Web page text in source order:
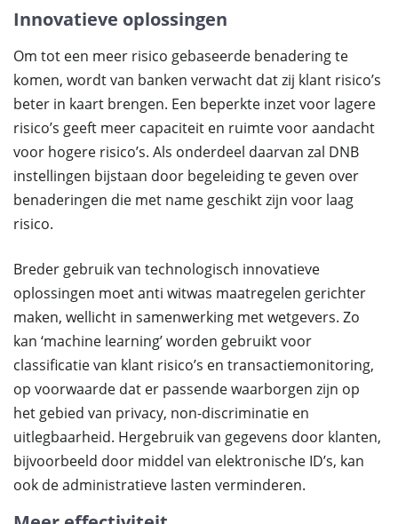
Innovatieve oplossingen
Om tot een meer risico gebaseerde benadering te
komen, wordt van banken verwacht dat zij klant risico’s
beter in kaart brengen. Een beperkte inzet voor lagere
risico’s geeft meer capaciteit en ruimte voor aandacht
voor hogere risico’s. Als onderdeel daarvan zal DNB
instellingen bijstaan ​​door begeleiding te geven over
benaderingen die met name geschikt zijn voor laag
risico.
Breder gebruik van technologisch innovatieve
oplossingen moet anti witwas maatregelen gerichter
maken, wellicht in samenwerking met wetgevers. Zo
kan ‘machine learning’ worden gebruikt voor
classificatie van klant risico’s en transactiemonitoring,
op voorwaarde dat er passende waarborgen zijn op
het gebied van privacy, non-discriminatie en
uitlegbaarheid. Hergebruik van gegevens door klanten,
bijvoorbeeld door middel van elektronische ID’s, kan
ook de administratieve lasten verminderen.